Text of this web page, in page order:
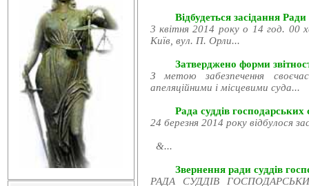
Відбудеться засідання
3 квітня 2014 року о 14 год. 00
Київ, вул. П. Орли...
Затверджено форми
З метою забезпечення
апеляційними і місцевими суда...
Рада суддів господарських
24 березня 2014 року відбулося
&...
Звернення ради суддів
РАДА СУДДІВ